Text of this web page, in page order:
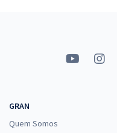
Prefeitura de Senador
GRAN
Quem Somos